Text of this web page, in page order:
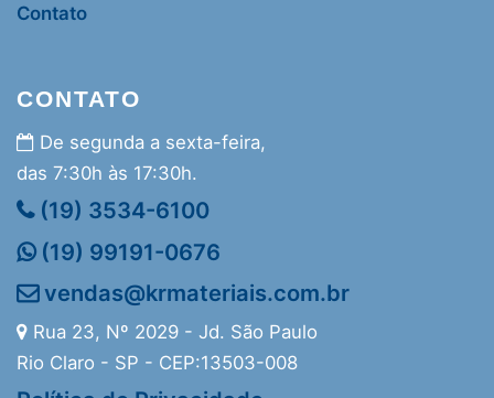
Contato
CONTATO
De segunda a sexta-feira,
das 7:30h às 17:30h.
(19) 3534-6100
(19) 99191-0676
vendas@krmateriais.com.br
Rua 23, Nº 2029 - Jd. São Paulo
Rio Claro - SP - CEP:13503-008